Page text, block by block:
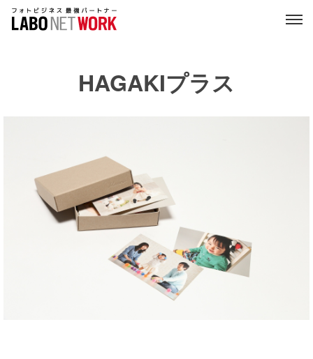
HAGAKIプラス